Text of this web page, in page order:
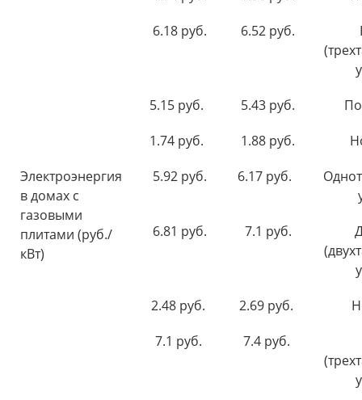
6.18 руб.
6.52 руб.
5.15 руб.
5.43 руб.
1.74 руб.
1.88 руб.
Электроэнергия
в домах с
газовыми
плитами (руб./
кВт)
5.92 руб. 6.17 руб.
6.81 руб.
7.1 руб.
2.48 руб.
2.69 руб.
7.1 руб.
7.4 руб.